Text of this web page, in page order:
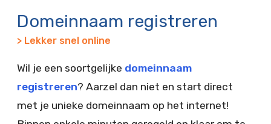
Domeinnaam registreren
> Lekker snel online
Wil je een soortgelijke domeinnaam
registreren? Aarzel dan niet en start direct
met je unieke domeinnaam op het internet!